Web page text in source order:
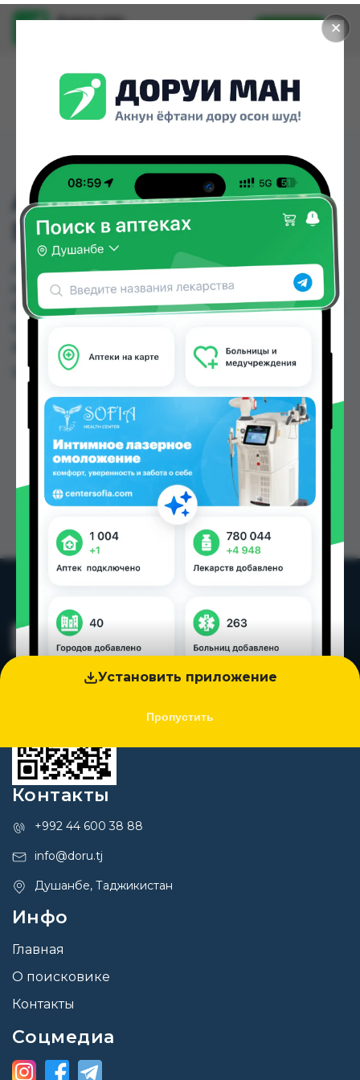
✕
Установить приложение
Пропустить
Доруи ман
Установить
AURA ШАМПУНЬ
ПИТАНИЕ 250МЛ
AURA ШАМПУНЬ ПИТАНИЕ 250МЛ можно
купить или заказать в аптеках, Дору Фарм №6,
Ибн Хайян (Масрур-фарм), Мардон, Эколайф по
других городах Таджикистана
Цена: от23.00 TJS
Контакты
+992 44 600 38 88
info@doru.tj
Душанбе, Таджикистан
Инфо
Главная
О поисковике
Контакты
Соцмедиа